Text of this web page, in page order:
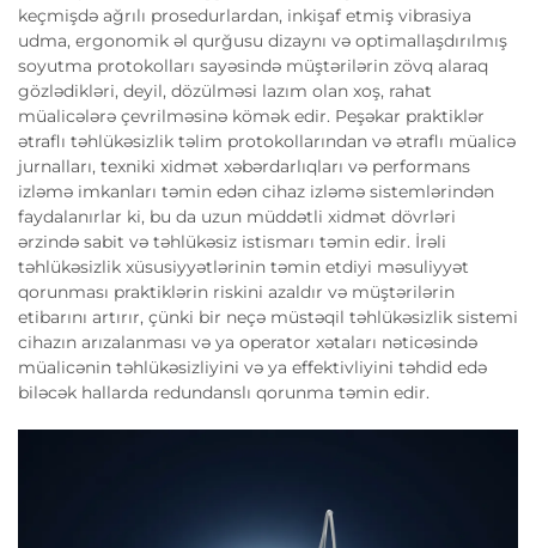
keçmişdə ağrılı prosedurlardan, inkişaf etmiş vibrasiya
udma, ergonomik əl qurğusu dizaynı və optimallaşdırılmış
soyutma protokolları sayəsində müştərilərin zövq alaraq
gözlədikləri, deyil, dözülməsi lazım olan xoş, rahat
müalicələrə çevrilməsinə kömək edir. Peşəkar praktiklər
ətraflı təhlükəsizlik təlim protokollarından və ətraflı müalicə
jurnalları, texniki xidmət xəbərdarlıqları və performans
izləmə imkanları təmin edən cihaz izləmə sistemlərindən
faydalanırlar ki, bu da uzun müddətli xidmət dövrləri
ərzində sabit və təhlükəsiz istismarı təmin edir. İrəli
təhlükəsizlik xüsusiyyətlərinin təmin etdiyi məsuliyyət
qorunması praktiklərin riskini azaldır və müştərilərin
etibarını artırır, çünki bir neçə müstəqil təhlükəsizlik sistemi
cihazın arızalanması və ya operator xətaları nəticəsində
müalicənin təhlükəsizliyini və ya effektivliyini təhdid edə
biləcək hallarda redundanslı qorunma təmin edir.